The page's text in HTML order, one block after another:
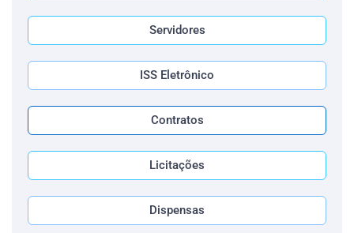
Servidores
ISS Eletrônico
Contratos
Licitações
Dispensas